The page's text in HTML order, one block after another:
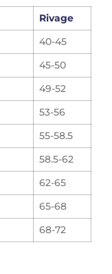
Rivage
40-45
45-50
49-52
53-56
55-58.5
58.5-62
62-65
65-68
68-72